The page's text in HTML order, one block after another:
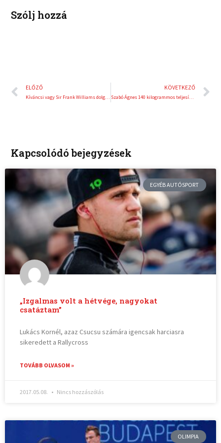
Szólj hozzá
Előző
ELŐZŐ
Kíváncsi vagy Sir Frank Williams dolgozószobájára?
KÖVETKEZŐ
Szabó Ágnes 140 kilogrammos teljesítménnyel világbajnok lett!
Kapcsolódó bejegyzések
EGYÉB AUTÓSPORT
„Izgalmas volt a hétvége, nagyokat
csatáztam”
Lukács Kornél, azaz Csucsu számára igencsak harciasra
sikeredett a Rallycross
TOVÁBB OLVASOM »
2017.05.08. Nincs hozzászólás
OLIMPIA